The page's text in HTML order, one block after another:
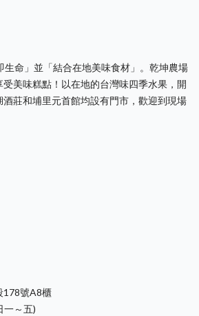
生命」並「結合在地美味食材」。乾坤農場
美味糕點！以在地的台灣味四季水果，開
莊和埔里元首館均設有門市，歡迎到現場
178號A8櫃
一～五)